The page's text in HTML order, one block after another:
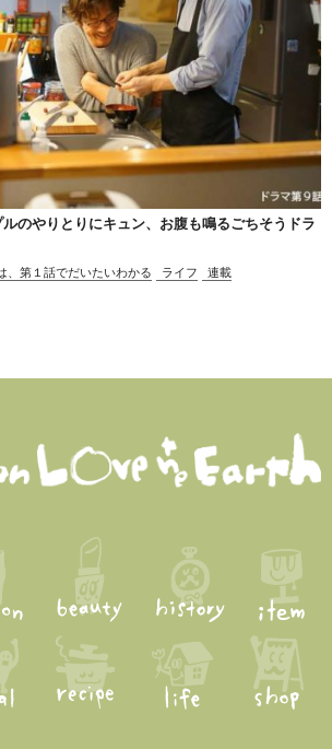
のやりとりにキュン、お腹も鳴るごちそうドラ
、第１話でだいたいわかる ライフ 連載